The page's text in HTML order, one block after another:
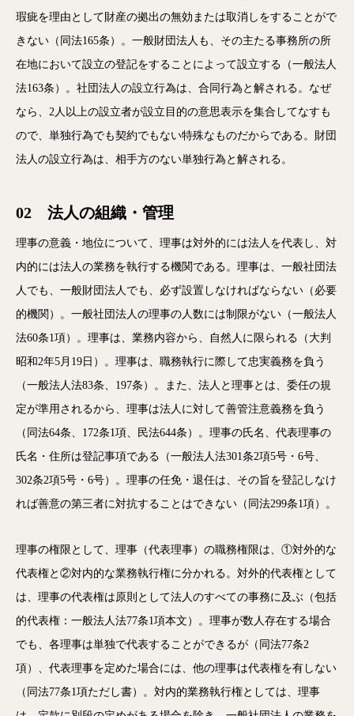
瑕疵を理由として財産の拠出の無効または取消しをすることがで
きない（同法165条）。一般財団法人も、その主たる事務所の所
在地において設立の登記をすることによって設立する（一般法人
法163条）。社団法人の設立行為は、合同行為と解される。なぜ
なら、2人以上の設立者が設立目的の意思表示を集合してなすも
ので、単独行為でも契約でもない特殊なものだからである。財団
法人の設立行為は、相手方のない単独行為と解される。
02 法人の組織・管理
理事の意義・地位について、理事は対外的には法人を代表し、対
内的には法人の業務を執行する機関である。理事は、一般社団法
人でも、一般財団法人でも、必ず設置しなければならない（必要
的機関）。一般社団法人の理事の人数には制限がない（一般法人
法60条1項）。理事は、業務内容から、自然人に限られる（大判
昭和2年5月19日）。理事は、職務執行に際して忠実義務を負う
（一般法人法83条、197条）。また、法人と理事とは、委任の規
定が準用されるから、理事は法人に対して善管注意義務を負う
（同法64条、172条1項、民法644条）。理事の氏名、代表理事の
氏名・住所は登記事項である（一般法人法301条2項5号・6号、
302条2項5号・6号）。理事の任免・退任は、その旨を登記しなけ
れば善意の第三者に対抗することはできない（同法299条1項）。
理事の権限として、理事（代表理事）の職務権限は、①対外的な
代表権と②対内的な業務執行権に分かれる。対外的代表権として
は、理事の代表権は原則として法人のすべての事務に及ぶ（包括
的代表権：一般法人法77条1項本文）。理事が数人存在する場合
でも、各理事は単独で代表することができるが（同法77条2
項）、代表理事を定めた場合には、他の理事は代表権を有しない
（同法77条1項ただし書）。対内的業務執行権としては、理事